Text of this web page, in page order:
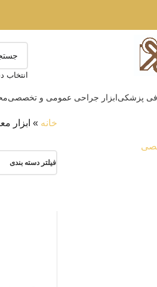
انتخاب
پزشکیابزار جراحی عمومی و تخصصی
خانه » ابزار
فیلتر دسته بندی